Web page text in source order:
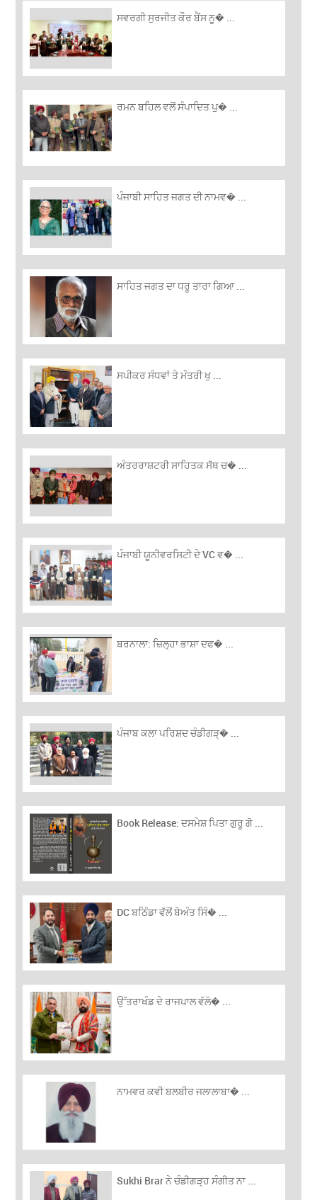
ਸਵਰਗੀ ਸੁਰਜੀਤ ਕੌਰ ਬੈਂਸ ਨੂ� ...
ਰਮਨ ਬਹਿਲ ਵਲੋਂ ਸੰਪਾਦਿਤ ਪੁ� ...
ਪੰਜਾਬੀ ਸਾਹਿਤ ਜਗਤ ਦੀ ਨਾਮਵ� ...
ਸਾਹਿਤ ਜਗਤ ਦਾ ਧਰੂ ਤਾਰਾ ਗਿਆ ...
ਸਪੀਕਰ ਸੰਧਵਾਂ ਤੇ ਮੰਤਰੀ ਖੁ ...
ਅੰਤਰਰਾਸ਼ਟਰੀ ਸਾਹਿਤਕ ਸੱਥ ਚ� ...
ਪੰਜਾਬੀ ਯੂਨੀਵਰਸਿਟੀ ਦੇ VC ਵ� ...
ਬਰਨਾਲਾ: ਜ਼ਿਲ੍ਹਾ ਭਾਸ਼ਾ ਦਫ� ...
ਪੰਜਾਬ ਕਲਾ ਪਰਿਸ਼ਦ ਚੰਡੀਗੜ੍� ...
Book Release: ਦਸਮੇਸ਼ ਪਿਤਾ ਗੁਰੂ ਗੋ ...
DC ਬਠਿੰਡਾ ਵੱਲੋਂ ਬੇਅੰਤ ਸਿੰ� ...
ਉੱਤਰਾਖੰਡ ਦੇ ਰਾਜਪਾਲ ਵੱਲੋ� ...
ਨਾਮਵਰ ਕਵੀ ਬਲਬੀਰ ਜਲਾਲਾਬਾ� ...
Sukhi Brar ਨੇ ਚੰਡੀਗੜ੍ਹ ਸੰਗੀਤ ਨਾ ...